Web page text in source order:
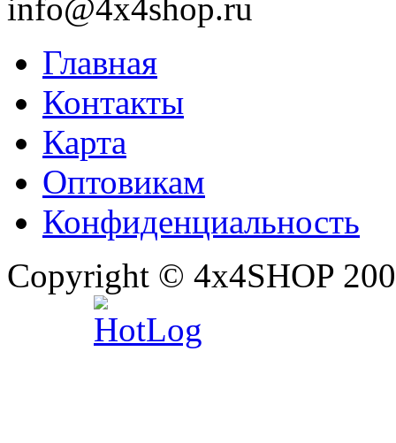
info@4x4shop.ru
Главная
Контакты
Карта
Оптовикам
Конфиденциальность
Copyright © 4x4SHOP